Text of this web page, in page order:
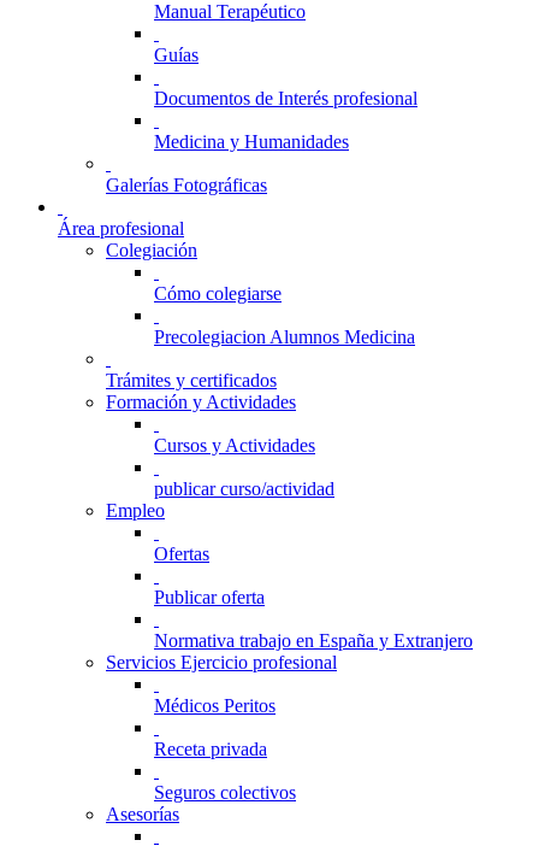
Manual Terapéutico
Guías
Documentos de Interés profesional
Medicina y Humanidades
Galerías Fotográficas
Área profesional
Colegiación
Cómo colegiarse
Precolegiacion Alumnos Medicina
Trámites y certificados
Formación y Actividades
Cursos y Actividades
publicar curso/actividad
Empleo
Ofertas
Publicar oferta
Normativa trabajo en España y Extranjero
Servicios Ejercicio profesional
Médicos Peritos
Receta privada
Seguros colectivos
Asesorías